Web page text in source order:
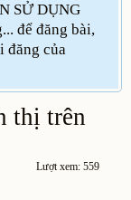
SỬ DỤNG
để đăng bài,
đăng của
thị trên
Lượt xem: 559